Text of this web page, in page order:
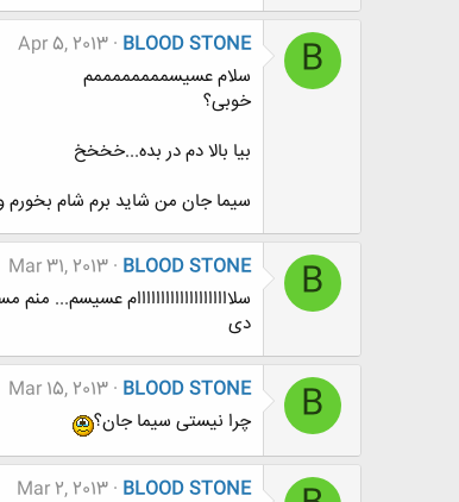
B
BLOOD STONE
Apr 5, 2013
سلام عسیسممممممممم
خوبی؟
بیا بالا دم در بده...خخخخ
سیما جان من شاید برم شام بخورم
B
BLOOD STONE
Mar 31, 2013
سلاااااااااااااااااااام
دی
B
BLOOD STONE
Mar 15, 2013
چرا نیستی سیما جان؟
BLOOD STONE
Mar 2, 2013